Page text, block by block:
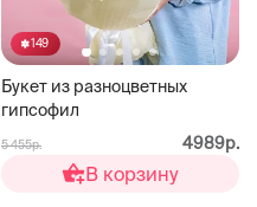
149
Букет из разноцветных
гипсофил
5 455р. 4989р.
В корзину